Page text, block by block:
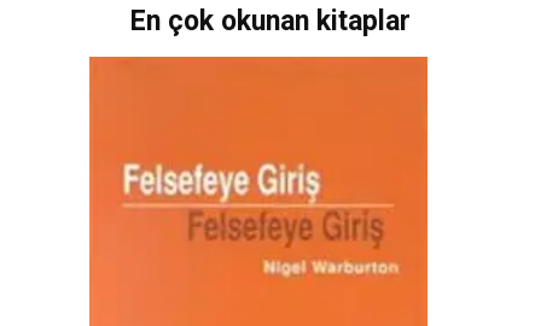
En çok okunan kitaplar